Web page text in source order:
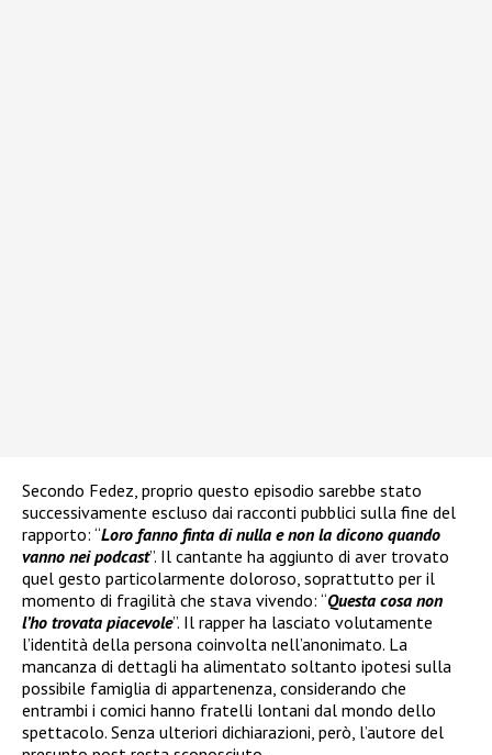
Secondo Fedez, proprio questo episodio sarebbe stato
successivamente escluso dai racconti pubblici sulla fine del
rapporto: “Loro fanno finta di nulla e non la dicono quando
vanno nei podcast”. Il cantante ha aggiunto di aver trovato
quel gesto particolarmente doloroso, soprattutto per il
momento di fragilità che stava vivendo: “Questa cosa non
l’ho trovata piacevole”. Il rapper ha lasciato volutamente
l’identità della persona coinvolta nell’anonimato. La
mancanza di dettagli ha alimentato soltanto ipotesi sulla
possibile famiglia di appartenenza, considerando che
entrambi i comici hanno fratelli lontani dal mondo dello
spettacolo. Senza ulteriori dichiarazioni, però, l’autore del